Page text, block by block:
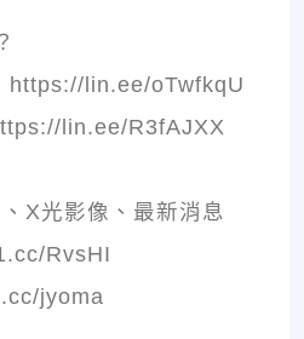
https://lin.ee/oTwfkqU
lin.ee/R3fAJXX
X光影像、最新消息
RvsHI
jyoma